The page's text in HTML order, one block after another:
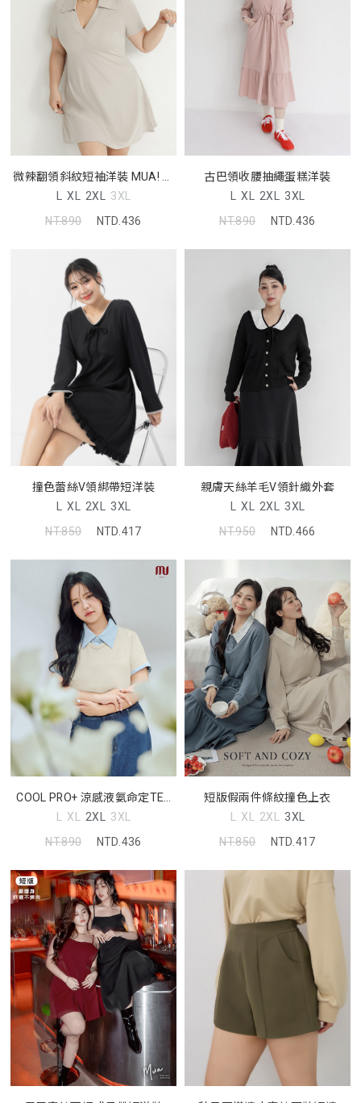
微辣翻領斜紋短袖洋裝 MUA! 中
大尺碼洋裝
L XL 2XL 3XL
NT.890
NTD.436
古巴領收腰抽繩蛋糕洋裝
L XL 2XL 3XL
NT.890
NTD.436
撞色蕾絲V領綁帶短洋裝
L XL 2XL 3XL
NT.850
NTD.417
親膚天絲羊毛V領針織外套
L XL 2XL 3XL
NT.950
NTD.466
COOL PRO+ 涼感液氨命定TEE
MORE U 中大尺碼上衣
L XL 2XL 3XL
NT.890
NTD.436
短版假兩件條紋撞色上衣
L XL 2XL 3XL
NT.850
NTD.417